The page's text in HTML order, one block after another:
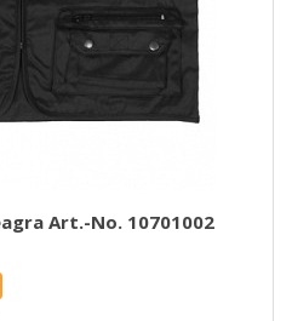
Art.-No. 10701002